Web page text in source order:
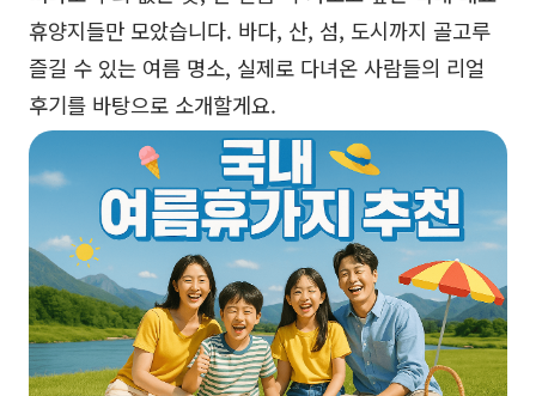
휴양지들만 모았습니다. 바다, 산, 섬, 도시까지 골고루
즐길 수 있는 여름 명소, 실제로 다녀온 사람들의 리얼
후기를 바탕으로 소개할게요.